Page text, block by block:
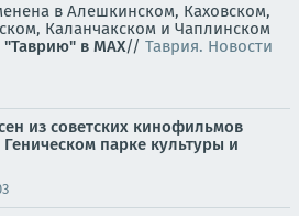
в Алешкинском, Каховском,
Каланчакском и Чаплинском
"Таврию" в MAX// Таврия. Новости
из советских кинофильмов
Геническом парке культуры и